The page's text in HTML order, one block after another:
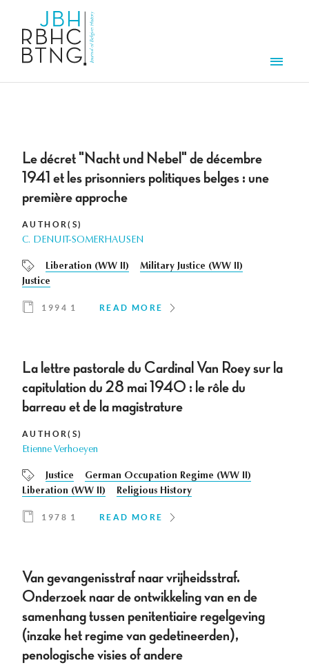
Le décret "Nacht und Nebel" de décembre
1941 et les prisonniers politiques belges : une
première approche
AUTHOR(S)
C. DENUIT-SOMERHAUSEN
Liberation (WW II)
Military Justice (WW II)
Justice
1994 1 READ MORE
La lettre pastorale du Cardinal Van Roey sur la
capitulation du 28 mai 1940 : le rôle du
barreau et de la magistrature
AUTHOR(S)
Etienne Verhoeyen
Justice
German Occupation Regime (WW II)
Liberation (WW II)
Religious History
1978 1 READ MORE
Van gevangenisstraf naar vrijheidsstraf.
Onderzoek naar de ontwikkeling van en de
samenhang tussen penitentiaire regelgeving
(inzake het regime van gedetineerden),
penologische visies of andere